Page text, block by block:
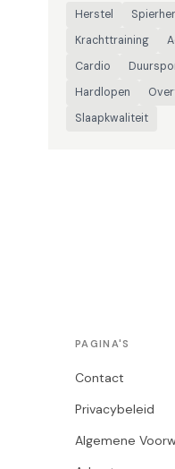
Herstel
Krachttraining
Cardio
Hardlopen
Slaapkwaliteit
PAGINA'S
Contact
Privacybeleid
Algemene